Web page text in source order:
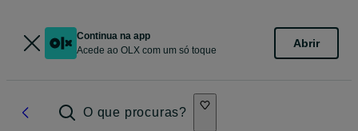
Continua na app
Acede ao OLX com um só toque
Abrir
O que procuras?